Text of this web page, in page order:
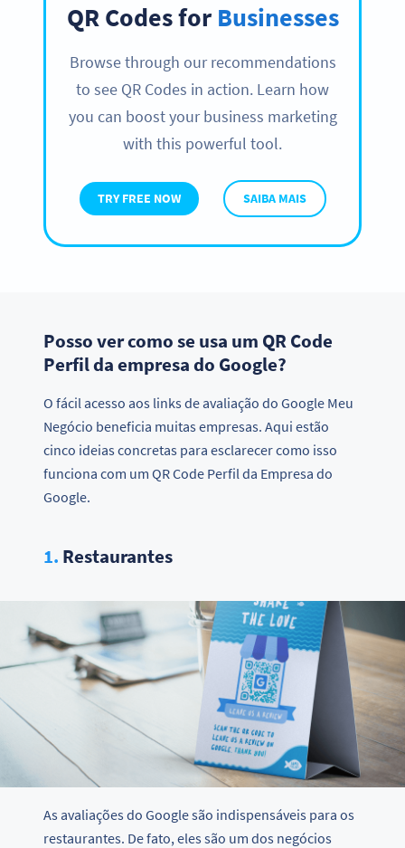
QR Codes for Businesses
Browse through our recommendations
to see QR Codes in action. Learn how
you can boost your business marketing
with this powerful tool.
TRY FREE NOW SAIBA MAIS
Posso ver como se usa um QR Code
Perfil da empresa do Google?
O fácil acesso aos links de avaliação do Google Meu
Negócio beneficia muitas empresas. Aqui estão
cinco ideias concretas para esclarecer como isso
funciona com um QR Code Perfil da Empresa do
Google.
1. Restaurantes
As avaliações do Google são indispensáveis para os
restaurantes. De fato, eles são um dos negócios